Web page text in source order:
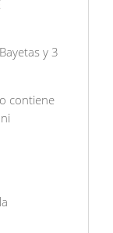
y 3
contiene